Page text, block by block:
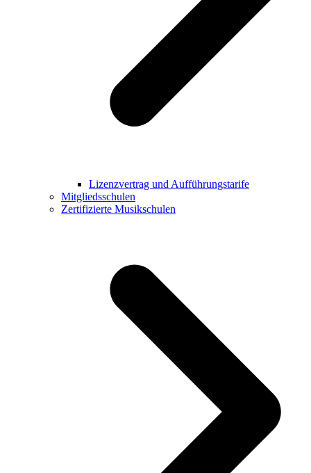
Lizenzvertrag und Aufführungstarife
Mitgliedsschulen
Zertifizierte Musikschulen